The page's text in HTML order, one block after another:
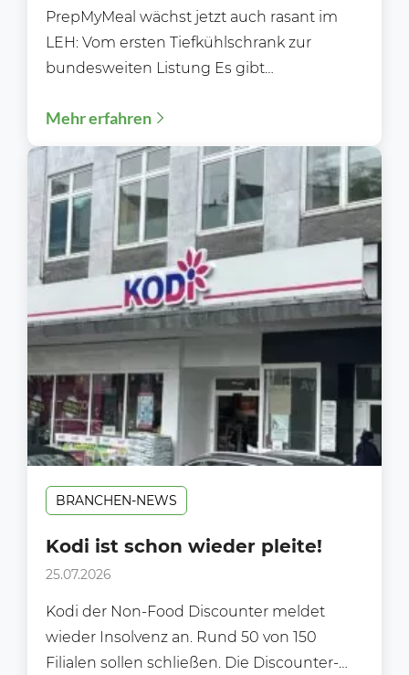
PrepMyMeal wächst jetzt auch rasant im
LEH: Vom ersten Tiefkühlschrank zur
bundesweiten Listung Es gibt
hinweg im...
Mehr erfahren
BRANCHEN-NEWS
Kodi ist schon wieder pleite!
25.07.2026
Kodi der Non-Food Discounter meldet
wieder Insolvenz an. Rund 50 von 150
Filialen sollen schließen. Die Discounter-